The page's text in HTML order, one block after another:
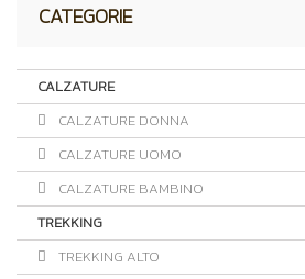
CATEGORIE
CALZATURE
CALZATURE DONNA
CALZATURE UOMO
CALZATURE BAMBINO
TREKKING
TREKKING ALTO